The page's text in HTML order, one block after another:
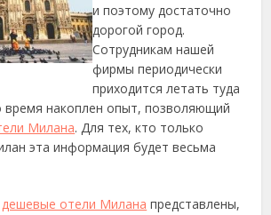
и поэтому достаточно
дорогой город.
Сотрудникам нашей
фирмы периодически
приходится летать туда
время накоплен опыт, позволяющий
Милана. Для тех, кто только
эта информация будет весьма
дешевые отели Милана представлены,